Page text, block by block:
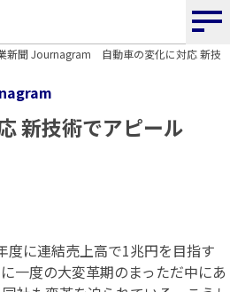
新聞 Journagram
自動車の変化に対応 新技
新技術でアピール
度に連結売上高で1兆円を目指す
一度の大変革期のまっただ中にあ